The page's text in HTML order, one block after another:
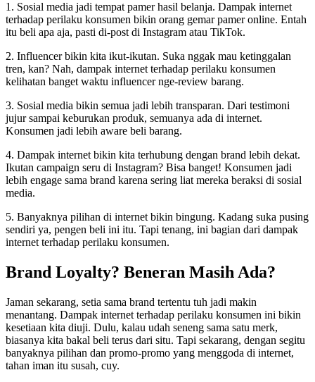
1. Sosial media jadi tempat pamer hasil belanja. Dampak internet
terhadap perilaku konsumen bikin orang gemar pamer online. Entah
itu beli apa aja, pasti di-post di Instagram atau TikTok.
2. Influencer bikin kita ikut-ikutan. Suka nggak mau ketinggalan
tren, kan? Nah, dampak internet terhadap perilaku konsumen
kelihatan banget waktu influencer nge-review barang.
3. Sosial media bikin semua jadi lebih transparan. Dari testimoni
jujur sampai keburukan produk, semuanya ada di internet.
Konsumen jadi lebih aware beli barang.
4. Dampak internet bikin kita terhubung dengan brand lebih dekat.
Ikutan campaign seru di Instagram? Bisa banget! Konsumen jadi
lebih engage sama brand karena sering liat mereka beraksi di sosial
media.
5. Banyaknya pilihan di internet bikin bingung. Kadang suka pusing
sendiri ya, pengen beli ini itu. Tapi tenang, ini bagian dari dampak
internet terhadap perilaku konsumen.
Brand Loyalty? Beneran Masih Ada?
Jaman sekarang, setia sama brand tertentu tuh jadi makin
menantang. Dampak internet terhadap perilaku konsumen ini bikin
kesetiaan kita diuji. Dulu, kalau udah seneng sama satu merk,
biasanya kita bakal beli terus dari situ. Tapi sekarang, dengan segitu
banyaknya pilihan dan promo-promo yang menggoda di internet,
tahan iman itu susah, cuy.